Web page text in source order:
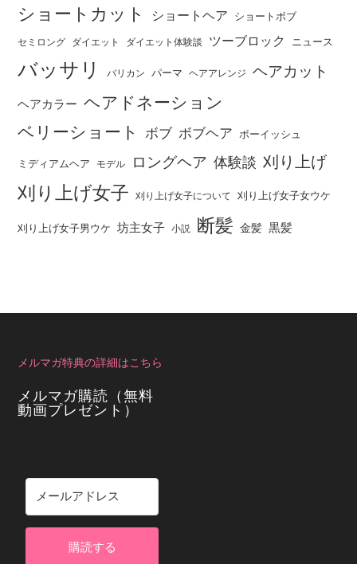
ショートカット ショートヘア ショートボブ
セミロング ダイエット ダイエット体験談 ツーブロック ニュース
バッサリ バリカン パーマ ヘアアレンジ ヘアカット
ヘアカラー ヘアドネーション
ベリーショート
ボブ ボブヘア ボーイッシュ
ミディアムヘア モデル ロングヘア 体験談 刈り上げ
刈り上げ女子 刈り上げ女子について 刈り上げ女子女ウケ
刈り上げ女子男ウケ 坊主女子 小説 断髪 金髪 黒髪
メルマガ特典の詳細はこちら
メルマガ購読（無料
動画プレゼント）
購読する